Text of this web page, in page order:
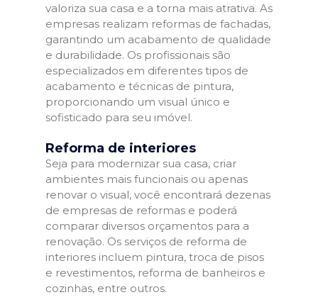
valoriza sua casa e a torna mais atrativa. As
empresas realizam reformas de fachadas,
garantindo um acabamento de qualidade
e durabilidade. Os profissionais são
especializados em diferentes tipos de
acabamento e técnicas de pintura,
proporcionando um visual único e
sofisticado para seu imóvel.
Reforma de interiores
Seja para modernizar sua casa, criar
ambientes mais funcionais ou apenas
renovar o visual, você encontrará dezenas
de empresas de reformas e poderá
comparar diversos orçamentos para a
renovação. Os serviços de reforma de
interiores incluem pintura, troca de pisos
e revestimentos, reforma de banheiros e
cozinhas, entre outros.